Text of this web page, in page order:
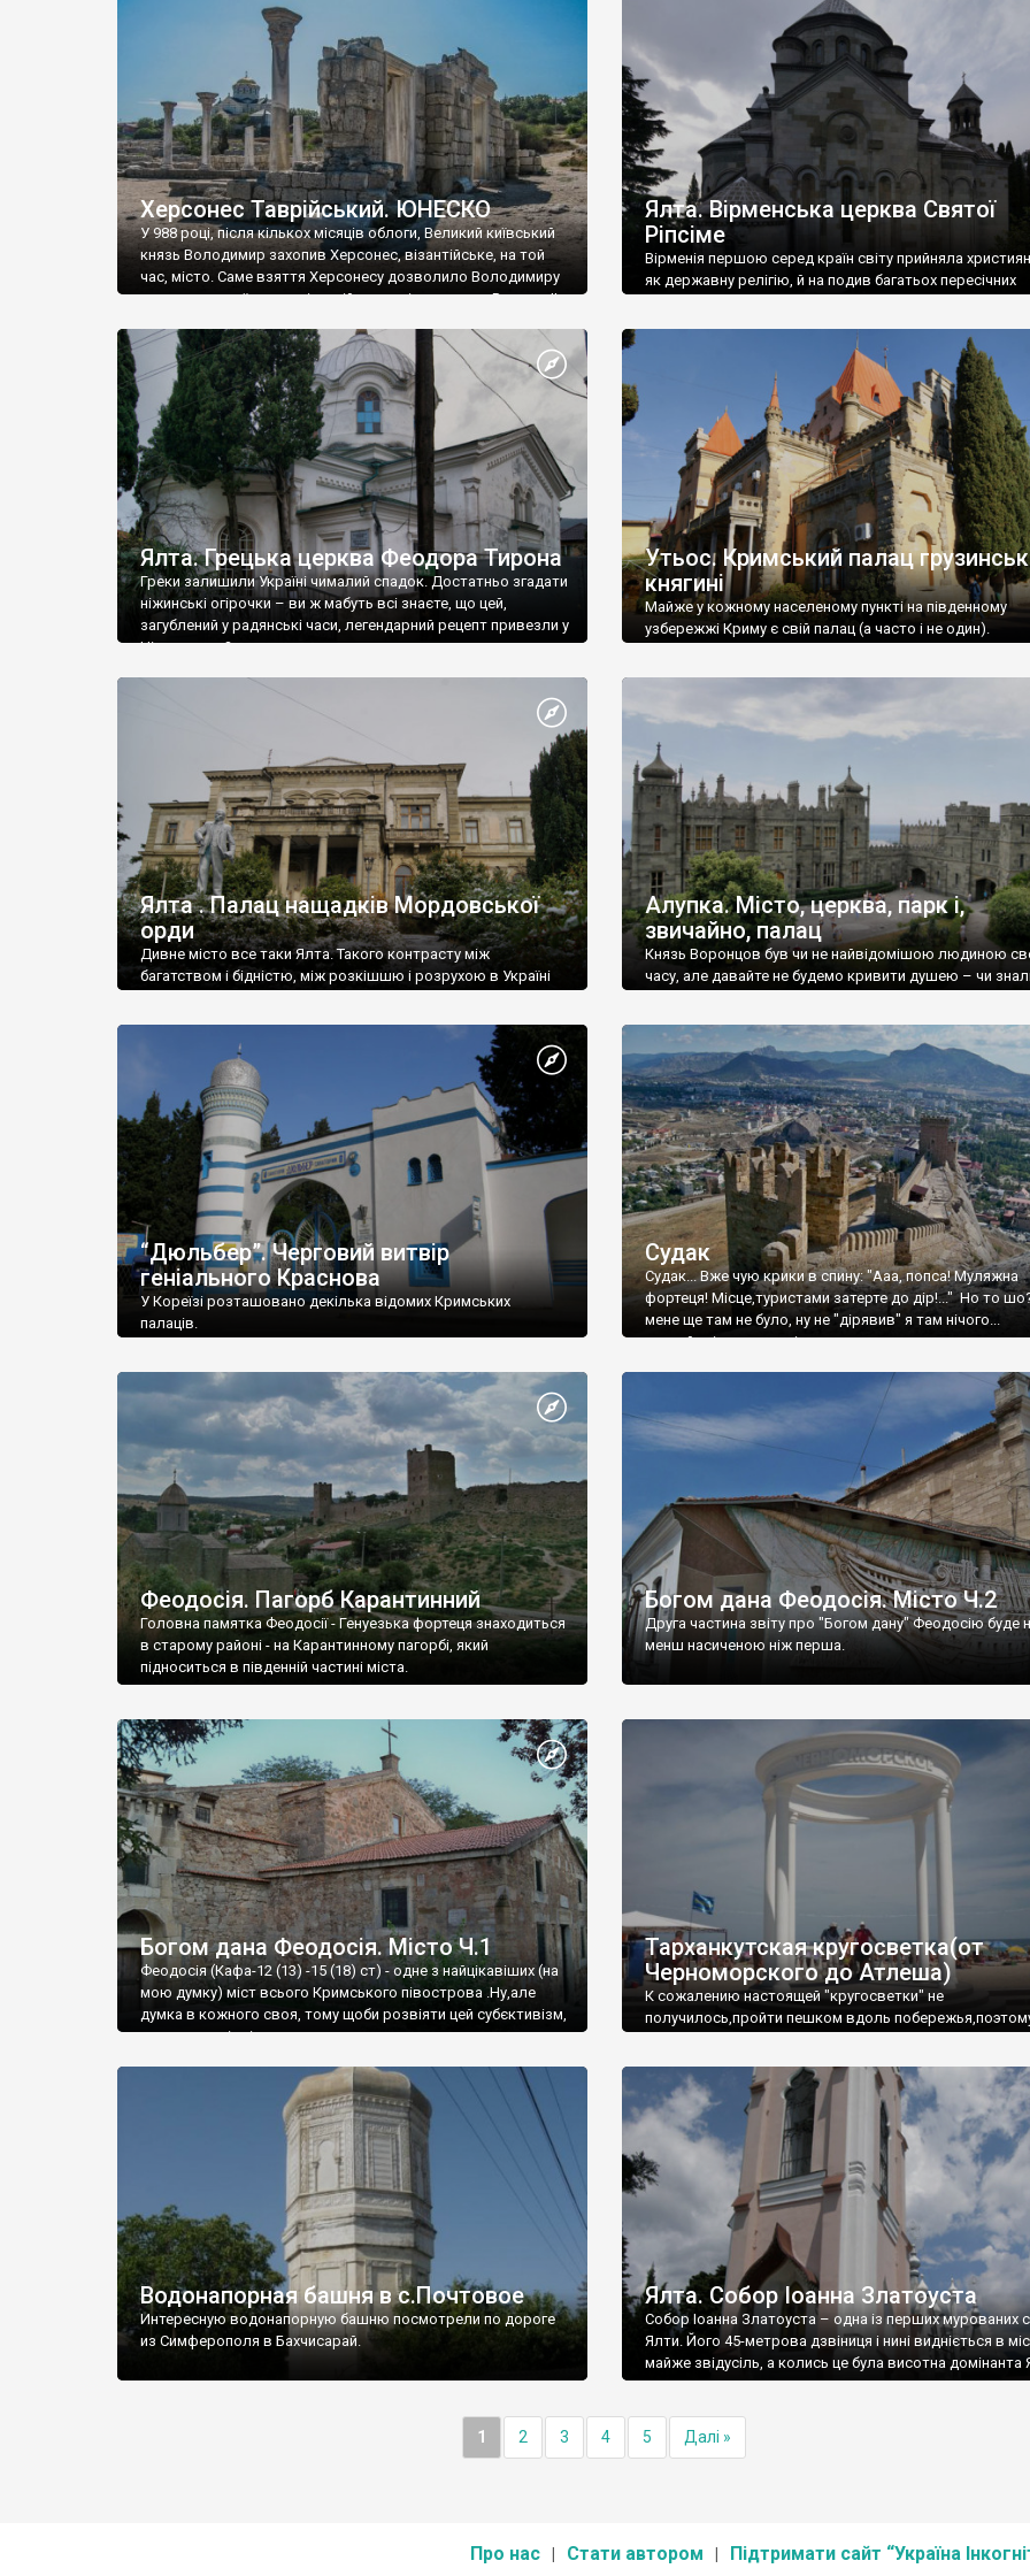
візантійської доби. Раритети викрадені з фондів об’єкту
культурної спадщини ЮНЕСКО «Херсонеса Таврійського».
Офіційно – на виставку «Золото Візантії», але експерти та
влада в Україні вважають це лише […]
називаються «повстяками» (postaki)…” “Вино. Крим
виробляє відмінне вино і його вдосталь: воно все
легке біле і дуже […]
Херсонес Таврійський. ЮНЕСКО
У 988 році, після кількох місяців облоги, Великий київський
князь Володимир захопив Херсонес, візантійське, на той
час, місто. Саме взяття Херсонесу дозволило Володимиру
диктувати свої умови візантійському імператору Василю ІІ,
Херсонесі Володимир-язичник, став Василем-
християнином. А потім було Хрещення Русі. На честь
Херсонесу Таврійського названо місто […]
Ялта. Вірменська церква Святої
Ріпсіме
Вірменія першою серед країн світу прийняла
як державну релігію, й на подив багатьох пересічних
Ялта. Грецька церква Феодора Тирона
Греки залишили Україні чималий спадок. Достатньо згадати
ніжинські огірочки – ви ж мабуть всі знаєте, що цей,
загублений у радянські часи, легендарний рецепт привезли у
Ніжин греки?
Утьос. Кримський палац
княгині
Майже у кожному населеному пункті на південному
узбережжі Криму є свій палац (а часто і не один).
Ялта . Палац нащадків Мордовської
орди
Дивне місто все таки Ялта. Такого контрасту між
багатством і бідністю, між розкішшю і розрухою в Україні
Алупка. Місто, церква, парк і,
звичайно, палац
Князь Воронцов був чи не найвідомішою людиною
часу, але давайте не будемо кривити душею – чи
“Дюльбер”. Черговий витвір
геніального Краснова
У Кореїзі розташовано декілька відомих Кримських
палаців.
Судак
Судак... Вже чую крики в спину: "Ааа, попса! Муляжна
фортеця! Місце,туристами затерте до дір!..." Но то
мене ще там не було, ну не "дірявив" я там нічого...
принаймні до цього літа.
Феодосія. Пагорб Карантинний
Головна памятка Феодосії - Генуезька фортеця знаходиться
в старому районі - на Карантинному пагорбі, який
підноситься в південній частині міста.
Богом дана Феодосія. Місто Ч.2
Друга частина звіту про "Богом дану" Феодосію буде
менш насиченою ніж перша.
Богом дана Феодосія. Місто Ч.1
Феодосія (Кафа-12 (13) -15 (18) ст) - одне з найцікавіших (на
мою думку) міст всього Кримського півострова .Ну,але
думка в кожного своя, тому щоби розвіяти цей субєктивізм,
запрошую відвідати це
Тарханкутская кругосветка(от
Черноморского до Атлеша)
К сожалению настоящей "кругосветки" не
получилось,пройти пешком вдоль
Водонапорная башня в с.Почтовое
Интересную водонапорную башню посмотрели по дороге
из Симферополя в Бахчисарай.
Ялта. Собор Іоанна Златоуста
Собор Іоанна Златоуста – одна із перших мурованих
Ялти. Його 45-метрова дзвіниця і нині видніється в
майже звідусіль, а колись це була висотна домінанта
1 2 3 4 5 Далі »
Про нас Стати автором Підтримати сайт “Україна